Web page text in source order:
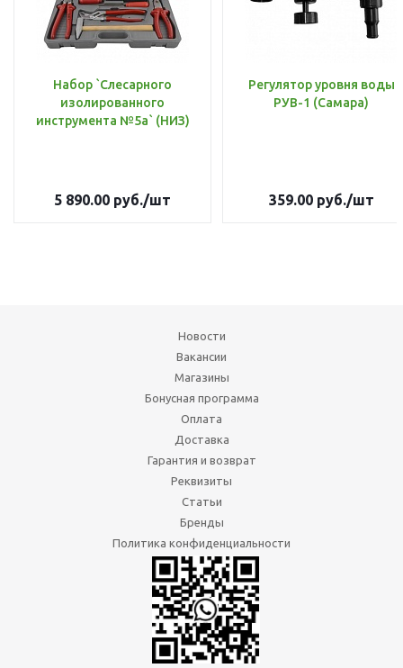
Набор `Слесарного
изолированного
инструмента №5а` (НИЗ)
5 890.00 руб./шт
Регулятор уровня воды
РУВ-1 (Самара)
359.00руб./шт
Новости
Вакансии
Магазины
Бонусная программа
Оплата
Доставка
Гарантия и возврат
Реквизиты
Статьи
Бренды
Политика конфиденциальности